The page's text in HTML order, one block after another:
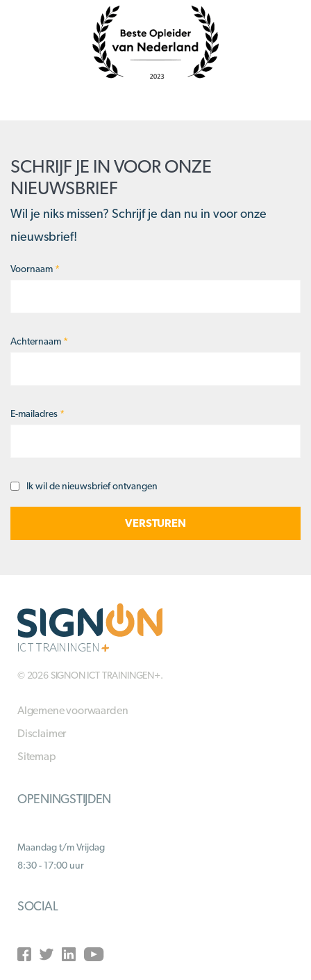
SCHRIJF JE IN VOOR ONZE
NIEUWSBRIEF
Wil je niks missen? Schrijf je dan nu in voor onze
nieuwsbrief!
Naam*
Voornaam *
Achternaam *
E-mailadres *
Opt-Ik wil de nieuwsbrief ontvangen
© 2026 SIGNON ICT TRAININGEN+.
Algemene voorwaarden
Disclaimer
Sitemap
OPENINGSTIJDEN
Maandag t/m Vrijdag
8:30 - 17:00 uur
SOCIAL